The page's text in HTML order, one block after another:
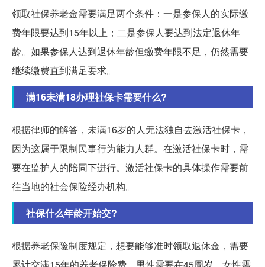
领取社保养老金需要满足两个条件：一是参保人的实际缴
费年限要达到15年以上；二是参保人要达到法定退休年
龄。如果参保人达到退休年龄但缴费年限不足，仍然需要
继续缴费直到满足要求。
满16未满18办理社保卡需要什么?
根据律师的解答，未满16岁的人无法独自去激活社保卡，
因为这属于限制民事行为能力人群。在激活社保卡时，需
要在监护人的陪同下进行。激活社保卡的具体操作需要前
往当地的社会保险经办机构。
社保什么年龄开始交?
根据养老保险制度规定，想要能够准时领取退休金，需要
累计交满15年的养老保险费。男性需要在45周岁，女性需